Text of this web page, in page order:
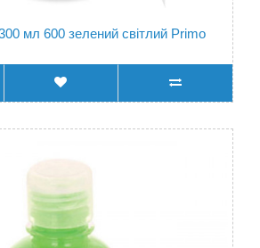
мл 600 зелений світлий Primo